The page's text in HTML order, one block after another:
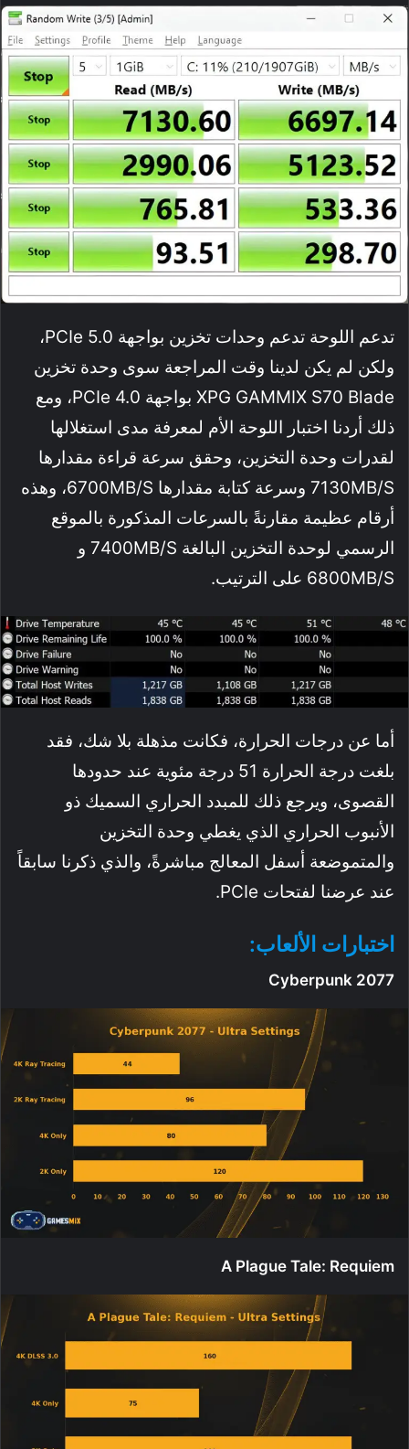
تدعم اللوحة تدعم وحدات تخزين بواجهة PCIe 5.0،
ولكن لم يكن لدينا وقت المراجعة سوى وحدة تخزين
XPG GAMMIX S70 Blade بواجهة PCIe 4.0، ومع
ذلك أردنا اختبار اللوحة الأم لمعرفة مدى استغلالها
لقدرات وحدة التخزين، وحقق سرعة قراءة مقدارها
7130MB/s وسرعة كتابة مقدارها 6700MB/s، وهذه
أرقام عظيمة مقارنةً بالسرعات المذكورة بالموقع
الرسمي لوحدة التخزين البالغة 7400MB/s و
6800MB/s على الترتيب.
أما عن درجات الحرارة، فكانت مذهلة بلا شك، فقد
بلغت درجة الحرارة 51 درجة مئوية عند حدودها
القصوى، ويرجع ذلك للمبدد الحراري السميك ذو
الأنبوب الحراري الذي يغطي وحدة التخزين
والمتموضعة أسفل المعالج مباشرةً، والذي ذكرنا سابقاً
عند عرضنا لفتحات PCIe.
اختبارات الألعاب:
Cyberpunk 2077
A Plague Tale: Requiem